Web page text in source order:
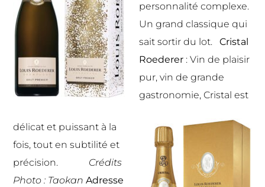
personnalité complexe.
Un grand classique qui
sait sortir du lot.
Cristal
Roederer : Vin de plaisir
pur, vin de grande
gastronomie, Cristal est
délicat et puissant à la
fois, tout en subtilité et
précision. Crédits
Photo : Taokan Adresse